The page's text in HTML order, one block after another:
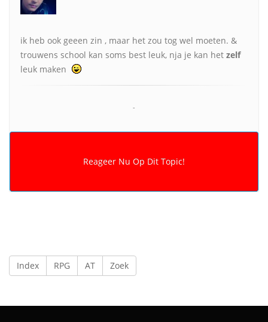
ik heb ook geeen zin , maar het zou tog wel moeten. &
trouwens school kan soms best leuk, nja je kan het zelf
leuk maken
-
Index RPG AT Zoek